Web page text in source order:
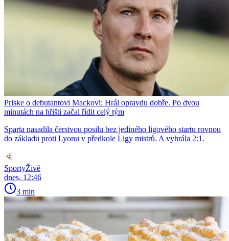
Priske o debutantovi Mackovi: Hrál opravdu dobře. Po dvou
minutách na hřišti začal řídit celý tým
Sparta nasadila čerstvou posilu bez jediného ligového startu rovnou
do základu proti Lyonu v předkole Ligy mistrů. A vyhrála 2:1.
SportyŽivě
dnes, 12:46
3 min